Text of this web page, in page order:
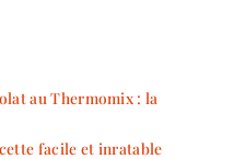
au Thermomix : la
facile et inratable